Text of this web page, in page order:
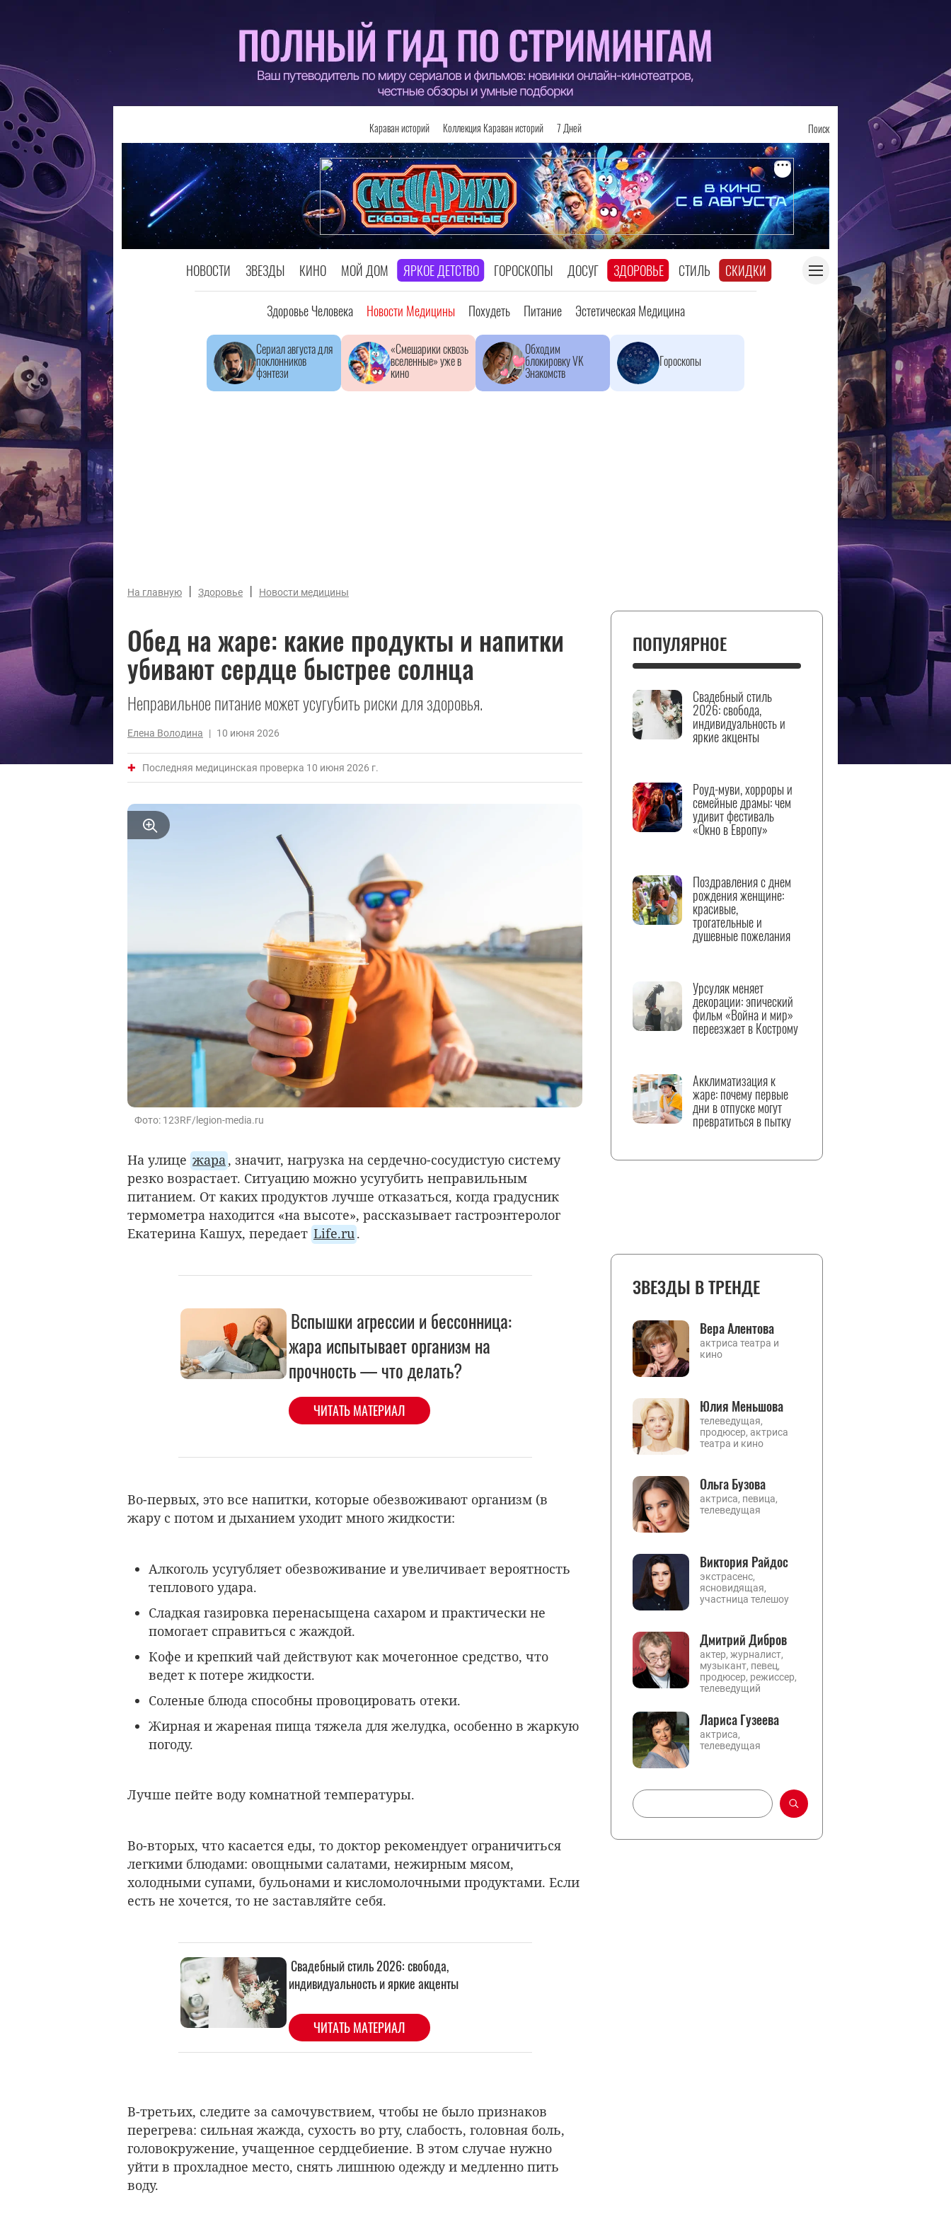
Караван историй Коллекция Караван историй 7 Дней Поиск
НОВОСТИ ЗВЕЗДЫ КИНО МОЙ ДОМ ЯРКОЕ ДЕТСТВО ГОРОСКОПЫ ДОСУГ ЗДОРОВЬЕ СТИЛЬ СКИДКИ
Здоровье Человека Новости Медицины Похудеть Питание Эстетическая Медицина
Сериал августа для
поклонников
фэнтези
«Смешарики сквозь
вселенные» уже в
кино
Обходим
блокировку VK
Знакомств
Гороскопы
На главную | Здоровье | Новости медицины
Обед на жаре: какие продукты и напитки
убивают сердце быстрее солнца
Неправильное питание может усугубить риски для здоровья.
Елена Володина | 10 июня 2026
Последняя медицинская проверка 10 июня 2026 г.
Фото: 123RF/legion-media.ru
На улице жара, значит, нагрузка на сердечно-сосудистую систему
резко возрастает. Ситуацию можно усугубить неправильным
питанием. От каких продуктов лучше отказаться, когда градусник
термометра находится «на высоте», рассказывает гастроэнтеролог
Екатерина Кашух, передает Life.ru.
Вспышки агрессии и бессонница:
жара испытывает организм на
прочность — что делать?
ЧИТАТЬ МАТЕРИАЛ
Во-первых, это все напитки, которые обезвоживают организм (в
жару с потом и дыханием уходит много жидкости:
Алкоголь усугубляет обезвоживание и увеличивает вероятность
теплового удара.
Сладкая газировка перенасыщена сахаром и практически не
помогает справиться с жаждой.
Кофе и крепкий чай действуют как мочегонное средство, что
ведет к потере жидкости.
Соленые блюда способны провоцировать отеки.
Жирная и жареная пища тяжела для желудка, особенно в жаркую
погоду.
Лучше пейте воду комнатной температуры.
Во-вторых, что касается еды, то доктор рекомендует ограничиться
легкими блюдами: овощными салатами, нежирным мясом,
холодными супами, бульонами и кисломолочными продуктами. Если
есть не хочется, то не заставляйте себя.
В-третьих, следите за самочувствием, чтобы не было признаков
перегрева: сильная жажда, сухость во рту, слабость, головная боль,
головокружение, учащенное сердцебиение. В этом случае нужно
уйти в прохладное место, снять лишнюю одежду и медленно пить
воду.
ПОПУЛЯРНОЕ
Свадебный стиль
2026: свобода,
индивидуальность и
яркие акценты
Роуд-муви, хорроры и
семейные драмы: чем
удивит фестиваль
«Окно в Европу»
Поздравления с днем
рождения женщине:
красивые,
трогательные и
душевные пожелания
Урсуляк меняет
декорации: эпический
фильм «Война и мир»
переезжает в Кострому
Акклиматизация к
жаре: почему первые
дни в отпуске могут
превратиться в пытку
ЗВЕЗДЫ В ТРЕНДЕ
Вера Алентова
актриса театра и
кино
Юлия Меньшова
телеведущая,
продюсер, актриса
театра и кино
Ольга Бузова
актриса, певица,
телеведущая
Виктория Райдос
экстрасенс,
ясновидящая,
участница телешоу
Дмитрий Дибров
актер, журналист,
музыкант, певец,
продюсер, режиссер,
телеведущий
Лариса Гузеева
актриса,
телеведущая